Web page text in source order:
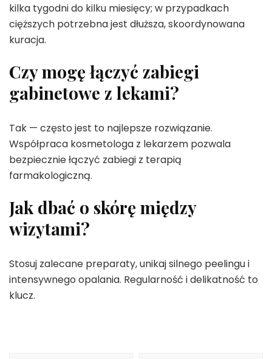
kilka tygodni do kilku miesięcy; w przypadkach
cięższych potrzebna jest dłuższa, skoordynowana
kuracja.
Czy mogę łączyć zabiegi
gabinetowe z lekami?
Tak — często jest to najlepsze rozwiązanie.
Współpraca kosmetologa z lekarzem pozwala
bezpiecznie łączyć zabiegi z terapią
farmakologiczną.
Jak dbać o skórę między
wizytami?
Stosuj zalecane preparaty, unikaj silnego peelingu i
intensywnego opalania. Regularność i delikatność to
klucz.